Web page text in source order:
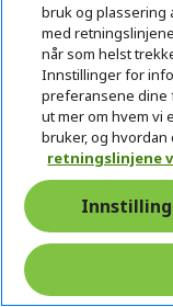
18 990,00 Kr
bruk og plassering
med
når som helst
Innstillinger for
preferansene dine
ut mer om hvem vi
bruker, og
retningslinjene